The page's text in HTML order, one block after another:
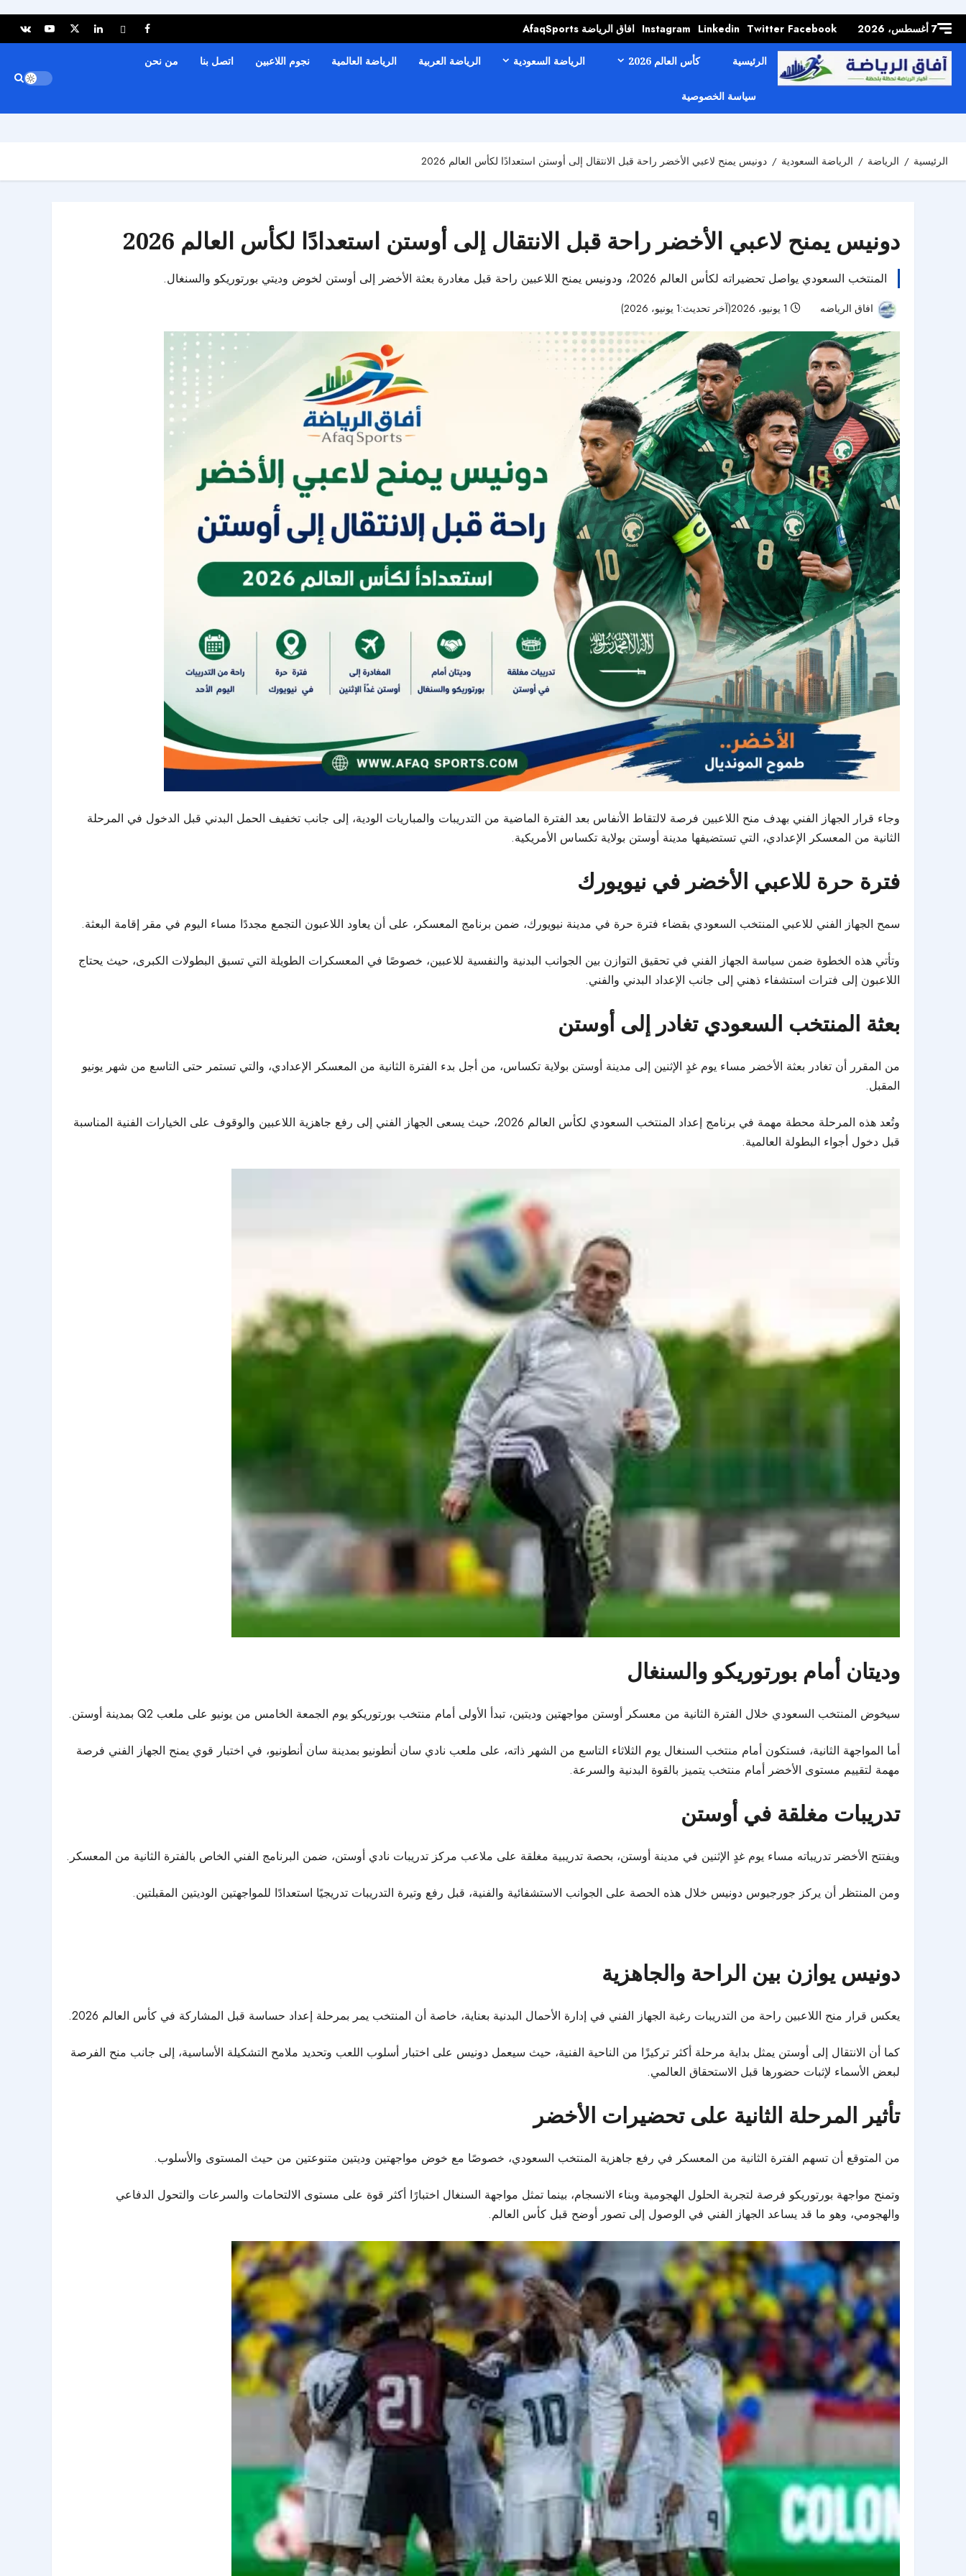
content7 أغسطس، 2026 Facebook
Twitter
Linkedin
Instagram افاق الرياضة AfaqSports
الرئيسية كأس العالم 2026 الرياضة السعودية الرياضة العربية الرياضة العالمية نجوم اللاعبين اتصل بنا من نحن
سياسة الخصوصية
الرئيسية الرياضة الرياضة السعودية دونيس يمنح لاعبي الأخضر راحة قبل الانتقال إلى أوستن استعدادًا لكأس العالم 2026
دونيس يمنح لاعبي الأخضر راحة قبل الانتقال إلى أوستن استعدادًا لكأس العالم 2026
المنتخب السعودي يواصل تحضيراته لكأس العالم 2026، ودونيس يمنح اللاعبين راحة قبل مغادرة بعثة الأخضر إلى أوستن لخوض وديتي بورتوريكو والسنغال.
افاق الرياضه
وجاء قرار الجهاز الفني بهدف منح اللاعبين فرصة لالتقاط الأنفاس بعد الفترة الماضية من التدريبات والمباريات الودية، إلى جانب تخفيف الحمل البدني قبل الدخول في المرحلة
الثانية من المعسكر الإعدادي، التي تستضيفها مدينة أوستن بولاية تكساس الأمريكية.
فترة حرة للاعبي الأخضر في نيويورك
سمح الجهاز الفني للاعبي المنتخب السعودي بقضاء فترة حرة في مدينة نيويورك، ضمن برنامج المعسكر، على أن يعاود اللاعبون التجمع مجددًا مساء اليوم في مقر إقامة البعثة.
وتأتي هذه الخطوة ضمن سياسة الجهاز الفني في تحقيق التوازن بين الجوانب البدنية والنفسية للاعبين، خصوصًا في المعسكرات الطويلة التي تسبق البطولات الكبرى، حيث يحتاج
اللاعبون إلى فترات استشفاء ذهني إلى جانب الإعداد البدني والفني.
بعثة المنتخب السعودي تغادر إلى أوستن
من المقرر أن تغادر بعثة الأخضر مساء يوم غدٍ الإثنين إلى مدينة أوستن بولاية تكساس، من أجل بدء الفترة الثانية من المعسكر الإعدادي، والتي تستمر حتى التاسع من شهر يونيو
المقبل.
وتُعد هذه المرحلة محطة مهمة في برنامج إعداد المنتخب السعودي لكأس العالم 2026،
حيث يسعى الجهاز الفني إلى رفع جاهزية اللاعبين والوقوف على الخيارات الفنية المناسبة
قبل دخول أجواء البطولة العالمية.
وديتان أمام بورتوريكو والسنغال
سيخوض المنتخب السعودي خلال الفترة الثانية من معسكر أوستن مواجهتين وديتين، تبدأ الأولى أمام منتخب بورتوريكو يوم الجمعة الخامس من يونيو على ملعب Q2 بمدينة أوستن.
أما المواجهة الثانية، فستكون أمام منتخب السنغال يوم الثلاثاء التاسع من الشهر ذاته، على ملعب نادي سان أنطونيو بمدينة سان أنطونيو، في اختبار قوي يمنح الجهاز الفني فرصة
مهمة لتقييم مستوى الأخضر أمام منتخب يتميز بالقوة البدنية والسرعة.
تدريبات مغلقة في أوستن
ويفتتح الأخضر تدريباته مساء يوم غدٍ الإثنين في مدينة أوستن، بحصة تدريبية مغلقة على ملاعب مركز تدريبات نادي أوستن، ضمن البرنامج الفني الخاص بالفترة الثانية من المعسكر.
ومن المنتظر أن يركز جورجيوس دونيس خلال هذه الحصة على الجوانب الاستشفائية والفنية، قبل رفع وتيرة التدريبات تدريجيًا استعدادًا للمواجهتين الوديتين المقبلتين.
دونيس يوازن بين الراحة والجاهزية
يعكس قرار منح اللاعبين راحة من التدريبات رغبة الجهاز الفني في إدارة الأحمال البدنية بعناية، خاصة أن المنتخب يمر بمرحلة إعداد حساسة قبل المشاركة في كأس العالم 2026.
كما أن الانتقال إلى أوستن يمثل بداية مرحلة أكثر تركيزًا من الناحية الفنية، حيث سيعمل دونيس على اختبار أسلوب اللعب وتحديد ملامح التشكيلة الأساسية، إلى جانب منح الفرصة
لبعض الأسماء لإثبات حضورها قبل الاستحقاق العالمي.
تأثير المرحلة الثانية على تحضيرات الأخضر
من المتوقع أن تسهم الفترة الثانية من المعسكر في رفع جاهزية المنتخب السعودي، خصوصًا مع خوض مواجهتين وديتين متنوعتين من حيث المستوى والأسلوب.
وتمنح مواجهة بورتوريكو فرصة لتجربة الحلول الهجومية وبناء الانسجام، بينما تمثل مواجهة السنغال اختبارًا أكثر قوة على مستوى الالتحامات والسرعات والتحول الدفاعي
والهجومي، وهو ما قد يساعد الجهاز الفني في الوصول إلى تصور أوضح قبل كأس العالم.